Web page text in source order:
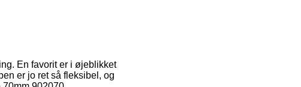
En favorit er i øjeblikket
er jo ret så fleksibel, og